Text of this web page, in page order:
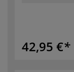
42,95 €